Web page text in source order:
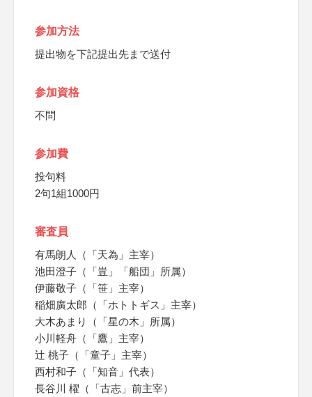
参加方法
提出物を下記提出先まで送付
参加資格
不問
参加費
投句料
2句1組1000円
審査員
有馬朗人（「天為」主宰）
池田澄子（「豈」「船団」所属）
伊藤敬子（「笹」主宰）
稲畑廣太郎（「ホトトギス」主宰）
大木あまり（「星の木」所属）
小川軽舟（「鷹」主宰）
辻 桃子（「童子」主宰）
西村和子（「知音」代表）
長谷川 櫂（「古志」前主宰）